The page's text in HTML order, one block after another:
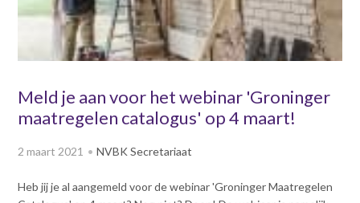
v
o
J
m
Meld je aan voor het webinar 'Groninger
maatregelen catalogus' op 4 maart!
2 maart 2021 NVBK Secretariaat
Heb jij je al aangemeld voor de webinar 'Groninger Maatregelen
Dag van de
Bouwkostendeskundige 2024
Dag van de
november 2023
Vernieuwde boek
Publicatiereeks
Nieuwsbrieven